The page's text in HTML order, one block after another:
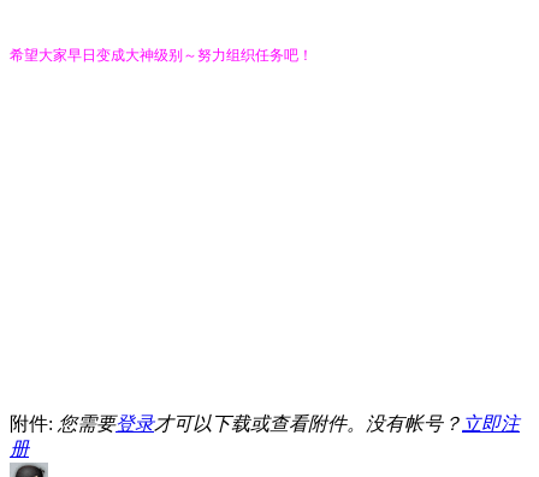
希望大家早日变成大神级别～努力组织任务吧！
附件: 您需要登录才可以下载或查看附件。没有帐号？ 立即注
册